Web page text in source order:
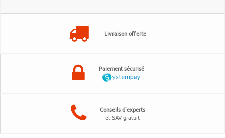
Livraison offerte
Paiement sécurisé
Conseils d'experts
et SAV gratuit